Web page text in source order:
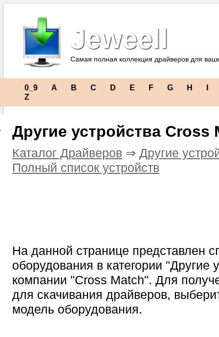
Jeweell
Самая полная коллекция драйверов для
0_9 A B C D E F G H
Z
Другие устройства Cross
Каталог Драйверов ⇒ Другие
Полный список устройств
На данной странице представлен
оборудования в категории "Другие
компании "Cross Match". Для
для скачивания драйверов,
модель оборудования.